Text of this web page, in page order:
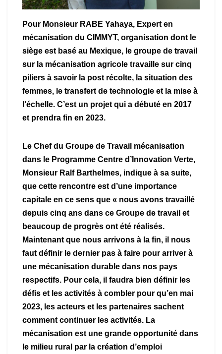
Pour Monsieur RABE Yahaya, Expert en
mécanisation du CIMMYT, organisation dont le
siège est basé au Mexique, le groupe de travail
sur la mécanisation agricole travaille sur cinq
piliers à savoir la post récolte, la situation des
femmes, le transfert de technologie et la mise à
l’échelle. C’est un projet qui a débuté en 2017
et prendra fin en 2023.
Le Chef du Groupe de Travail mécanisation
dans le Programme Centre d’Innovation Verte,
Monsieur Ralf Barthelmes, indique à sa suite,
que cette rencontre est d’une importance
capitale en ce sens que « nous avons travaillé
depuis cinq ans dans ce Groupe de travail et
beaucoup de progrès ont été réalisés.
Maintenant que nous arrivons à la fin, il nous
faut définir le dernier pas à faire pour arriver à
une mécanisation durable dans nos pays
respectifs. Pour cela, il faudra bien définir les
défis et les activités à combler pour qu’en mai
2023, les acteurs et les partenaires sachent
comment continuer les activités. La
mécanisation est une grande opportunité dans
le milieu rural par la création d’emploi